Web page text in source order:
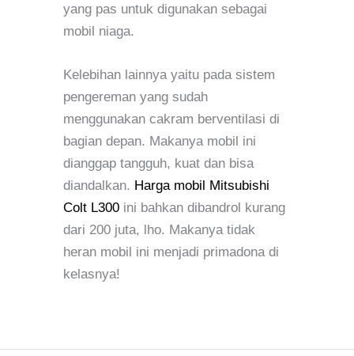
yang pas untuk digunakan sebagai
mobil niaga.
Kelebihan lainnya yaitu pada sistem
pengereman yang sudah
menggunakan cakram berventilasi di
bagian depan. Makanya mobil ini
dianggap tangguh, kuat dan bisa
diandalkan. Harga mobil Mitsubishi
Colt L300 ini bahkan dibandrol kurang
dari 200 juta, lho. Makanya tidak
heran mobil ini menjadi primadona di
kelasnya!